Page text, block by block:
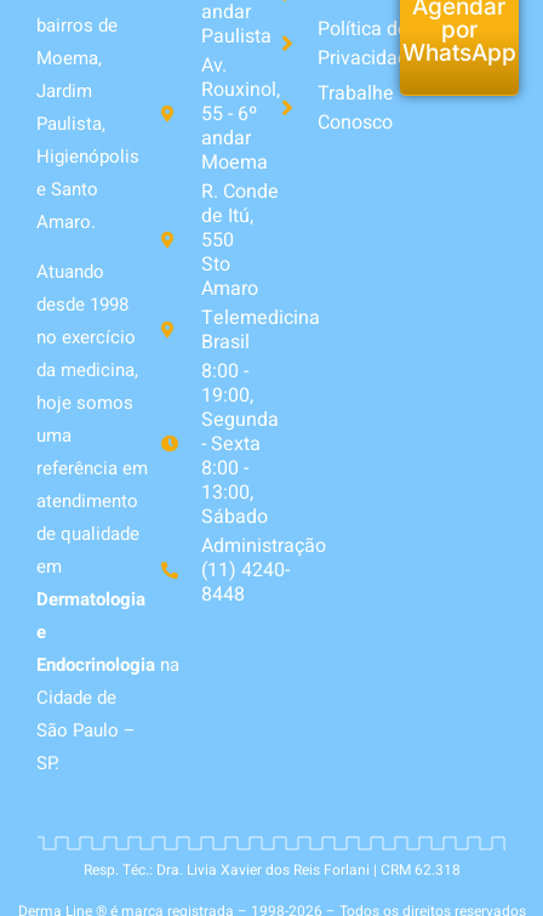
bairros de
Moema,
Jardim
Paulista,
Higienópolis
e Santo
Amaro.
Atuando
desde 1998
no exercício
da medicina,
hoje somos
uma
referência em
atendimento
de qualidade
em
Dermatologia
e
Endocrinologia na
Cidade de
São Paulo –
SP.
andar
Paulista
Av.
Rouxinol,
55 - 6º
andar
Moema
R. Conde
de Itú,
550
Sto
Amaro
Telemedicina
Brasil
8:00 -
19:00,
Segunda
- Sexta
8:00 -
13:00,
Sábado
Administração
(11) 4240-
8448
Política de
Privacidade
Trabalhe
Conosco
Agendar
por
WhatsApp
Resp. Téc.: Dra. Livia Xavier dos Reis Forlani | CRM 62.318
Derma Line ® é marca registrada – 1998-2026 – Todos os direitos reservados